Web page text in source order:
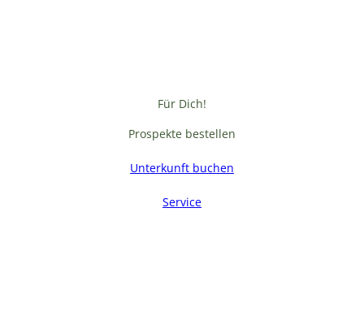
Für Dich!
Prospekte bestellen
Unterkunft buchen
Service